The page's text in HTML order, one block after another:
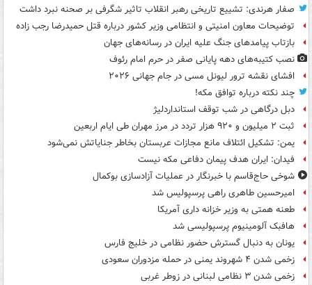
صفار هرندی: تشییع تاریخی رهبر انقلاب تاثیر شگرفی بر صحنه نبرد داشت
توضیحات معاون امنیتی و انتظامی وزیر کشور درباره قتل حمیدرضا رجب زاده
بازتاب پیامدهای جنگ علیه ایران در رسانه‌های جهان
نصب کتیبه‌های دهه پایانی صفر در حرم امام رئوف
افشای نقشه ترور لیونل مسی در جام جهانی ۲۰۲۶
چند نکته درباره توافق مکه!
دبل درگاهی در شب توقف استانداردلیژ
ثبت ۲ میلیون و ۹۲۰ هزار تردد در مرز مهران طی ایام اربعین
یمن: تشکیل ائتلاف مانع مجازات عربستان بخاطر جنایاتش نمی‌شود
فیدان: ایران هدف پیمان دفاعی مکه نیست
شوخی حاج‌قاسم با خبرنگار در عملیات آزادسازی بوکمال
امیرحسین طاهری راهی پرسپولیس شد
طعنه همتی به وزیر خزانه داری آمریکا
هافبک آلومینیوم پرسپولیسی شد
یونان به دنبال گسترش حضور نظامی در خلیج فارس
زخمی شدن ۴ شهروند یمنی در حمله مزدوران سعودی
زخمی شدن ۳ نظامی لبنانی در زوطر غربی